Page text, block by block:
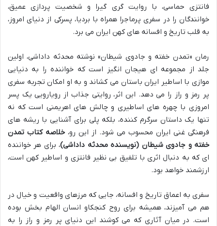
فانتزی حماسی، با روایت گری گیرا و شخصیت پردازی عمیق،
خوانندگان را در سفری پرماجرا همراه با بردیا، پسرکی از دنیای امروز،
به قلب تاریخ و افسانه های کهن ایران می برد.
رمان «تمدن خفته و جادوی شیطان» نوشته محدثه داداشی، اولین
جلد از مجموعه ای هیجان انگیز است که خواننده را به دنیایی
موازی با اساطیر ایران باستان می کشاند و به او امکان تجربه سفری
پر رمز و راز را می دهد. این اثر، روایتی جذاب از رویارویی یک پسر
امروزی با چهره های اساطیری و چالش های اهریمنی است که نه
تنها یک داستان سرگرم کننده، بلکه پلی برای آشنایی با ریشه های
فرهنگی غنی ایران محسوب می شود. از این رو، خلاصه کتاب تمدن
خفته و جادوی شیطان (نویسنده محدثه داداشی)، برای هر خواننده
ای که به دنبال اثری با تلفیق بی نظیر فانتزی و اساطیر کهن است،
ارزشمند خواهد بود.
سفری به اعماق تاریخ و افسانه، جایی که مرزهای واقعیت و خیال در
هم می آمیزند، همیشه برای روح کنجکاو انسان الهام بخش بوده
است. در میان آثاری که می کوشند این دنیای پر رمز و راز را به